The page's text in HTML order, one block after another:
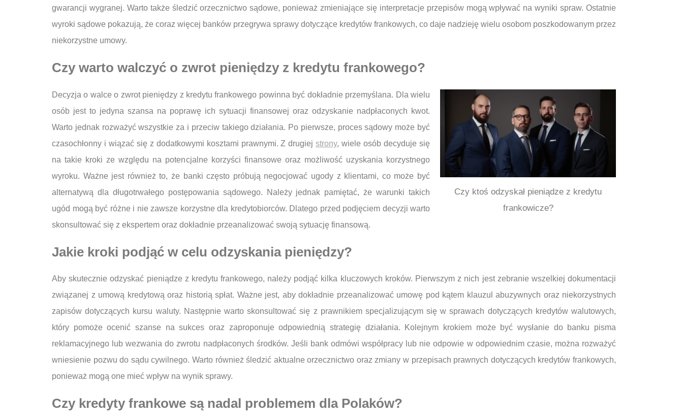
gwarancji wygranej. Warto także śledzić orzecznictwo sądowe, ponieważ zmieniające się interpretacje przepisów mogą wpływać na wyniki spraw. Ostatnie
wyroki sądowe pokazują, że coraz więcej banków przegrywa sprawy dotyczące kredytów frankowych, co daje nadzieję wielu osobom poszkodowanym przez
niekorzystne umowy.
Czy warto walczyć o zwrot pieniędzy z kredytu frankowego?
Czy ktoś odzyskał pieniądze z kredytu
frankowicze?
Decyzja o walce o zwrot pieniędzy z kredytu frankowego powinna być dokładnie przemyślana. Dla wielu
osób jest to jedyna szansa na poprawę ich sytuacji finansowej oraz odzyskanie nadpłaconych kwot.
Warto jednak rozważyć wszystkie za i przeciw takiego działania. Po pierwsze, proces sądowy może być
czasochłonny i wiązać się z dodatkowymi kosztami prawnymi. Z drugiejstrony, wiele osób decyduje się
na takie kroki ze względu na potencjalne korzyści finansowe oraz możliwość uzyskania korzystnego
wyroku. Ważne jest również to, że banki często próbują negocjować ugody z klientami, co może być
alternatywą dla długotrwałego postępowania sądowego. Należy jednak pamiętać, że warunki takich
ugód mogą być różne i nie zawsze korzystne dla kredytobiorców. Dlatego przed podjęciem decyzji warto
skonsultować się z ekspertem oraz dokładnie przeanalizować swoją sytuację finansową.
Jakie kroki podjąć w celu odzyskania pieniędzy?
Aby skutecznie odzyskać pieniądze z kredytu frankowego, należy podjąć kilka kluczowych kroków. Pierwszym z nich jest zebranie wszelkiej dokumentacji
związanej z umową kredytową oraz historią spłat. Ważne jest, aby dokładnie przeanalizować umowę pod kątem klauzul abuzywnych oraz niekorzystnych
zapisów dotyczących kursu waluty. Następnie warto skonsultować się z prawnikiem specjalizującym się w sprawach dotyczących kredytów walutowych,
który pomoże ocenić szanse na sukces oraz zaproponuje odpowiednią strategię działania. Kolejnym krokiem może być wysłanie do banku pisma
reklamacyjnego lub wezwania do zwrotu nadpłaconych środków. Jeśli bank odmówi współpracy lub nie odpowie w odpowiednim czasie, można rozważyć
wniesienie pozwu do sądu cywilnego. Warto również śledzić aktualne orzecznictwo oraz zmiany w przepisach prawnych dotyczących kredytów frankowych,
ponieważ mogą one mieć wpływ na wynik sprawy.
Czy kredyty frankowe są nadal problemem dla Polaków?